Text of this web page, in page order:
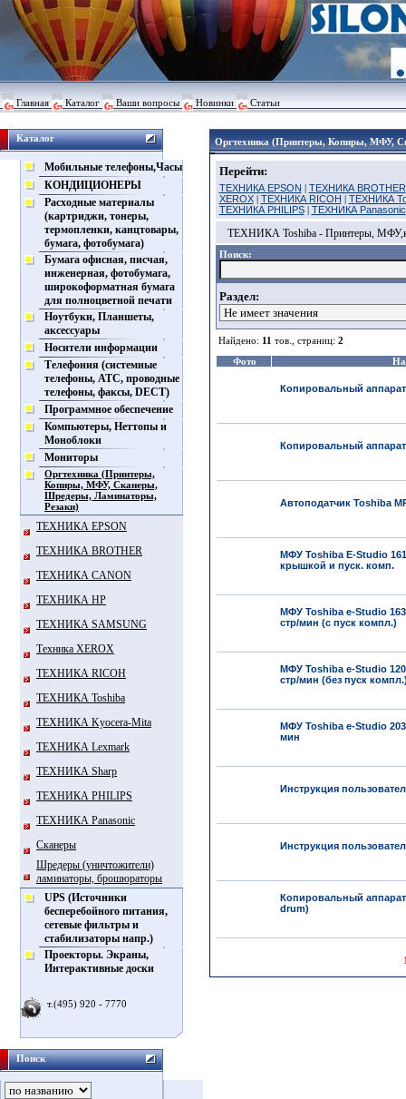
Главная Каталог Ваши вопросы Новинки Статьи
Каталог
Мобильные телефоны,Часы
КОНДИЦИОНЕРЫ
Расходные материалы
(картриджи, тонеры,
термопленки, канцтовары,
бумага, фотобумага)
Бумага офисная, писчая,
инженерная, фотобумага,
широкоформатная бумага
для полноцветной печати
Ноутбуки, Планшеты,
аксессуары
Носители информации
Телефония (системные
телефоны, АТС, проводные
телефоны, факсы, DECT)
Программное обеспечение
Компьютеры, Неттопы и
Моноблоки
Мониторы
Оргтехника (Принтеры,
Копиры, МФУ, Сканеры,
Шредеры, Ламинаторы,
Резаки)
ТЕХНИКА EPSON
ТЕХНИКА BROTHER
ТЕХНИКА CANON
ТЕХНИКА HP
ТЕХНИКА SAMSUNG
Техника XEROX
ТЕХНИКА RICOH
ТЕХНИКА Toshiba
ТЕХНИКА Kyocera-Mita
ТЕХНИКА Lexmark
ТЕХНИКА Sharp
ТЕХНИКА PHILIPS
ТЕХНИКА Panasonic
Сканеры
Шредеры (уничтожители)
ламинаторы, брошюраторы
UPS (Источники
бесперебойного питания,
сетевые фильтры и
стабилизаторы напр.)
Проекторы. Экраны,
Интерактивные доски
т.(495) 920 - 7770
Поиск
Оргтехника (Принтеры, Копиры, МФУ,
Перейти:
ТЕХНИКА EPSON | ТЕХНИКА BROTHER
XEROX| ТЕХНИКА RICOH | ТЕХНИКА
ТЕХНИКА PHILIPS| ТЕХНИКА Panasonic
ТЕХНИКА Toshiba - Принтеры,
Поиск:
Раздел:
Найдено: 11 тов., страниц: 2
Фото
Копировальный аппарат
Копировальный аппарат
Автоподатчик Toshiba
МФУ Toshiba E-Studio
крышкой и пуск. комп.
МФУ Toshiba e-Studio
стр/мин (с пуск компл.)
МФУ Toshiba e-Studio
стр/мин (без пуск
МФУ Toshiba e-Studio
мин
Инструкция
Инструкция
Копировальный
drum)